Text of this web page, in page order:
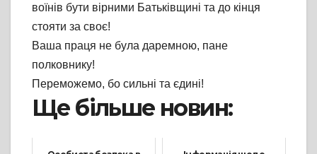
воїнів бути вірними Батьківщині та до кінця
стояти за своє!
Ваша праця не була даремною, пане
полковнику!
Переможемо, бо сильні та єдині!
Ще більше новин: